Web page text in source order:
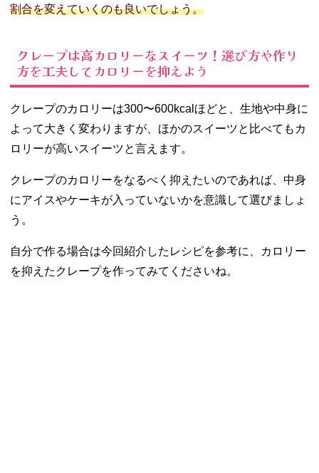
割合を変えていくのも良いでしょう。
クレープは高カロリーなスイーツ！選び方や作り
方を工夫してカロリーを抑えよう
クレープのカロリーは300〜600kcalほどと、生地や中身に
よって大きく変わりますが、ほかのスイーツと比べてもカ
ロリーが高いスイーツと言えます。
クレープのカロリーをなるべく抑えたいのであれば、中身
にアイスやケーキが入っていないかを意識して選びましょ
う。
自分で作る場合は今回紹介したレシピを参考に、カロリー
を抑えたクレープを作ってみてくださいね。